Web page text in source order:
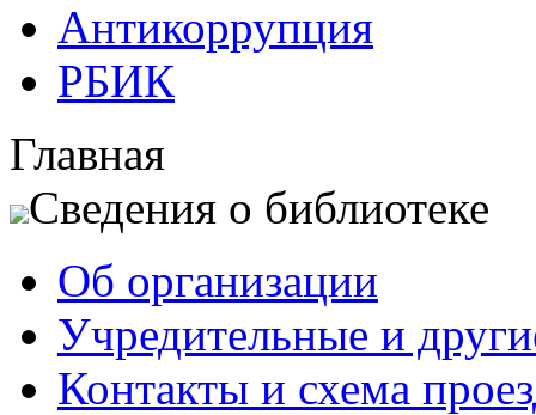
Антикоррупция
РБИК
Главная
Сведения о библиотеке
Об организации
Учредительные и
Контакты и схема